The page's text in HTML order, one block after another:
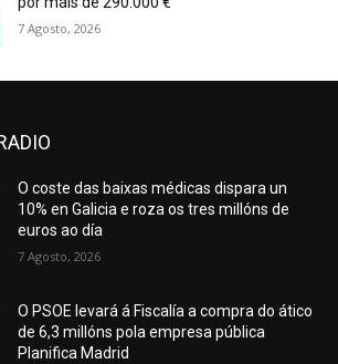
7 Agosto, 2026
O coste das baixas médicas dispara un
10% en Galicia e roza os tres millóns de
euros ao día
7 Agosto, 2026
O PSOE levará á Fiscalía a compra do ático
de 6,3 millóns pola empresa pública
Planifica Madrid